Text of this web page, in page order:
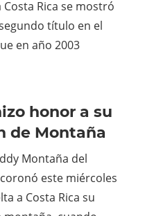
Rica se mostró
título en el
en año 2003
honor a su
de Montaña
Montaña del
este miércoles
a Costa Rica su